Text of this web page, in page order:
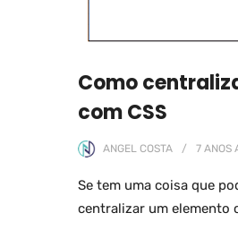
Como
com CSS
ANGEL COSTA 7 ANOS
Se tem uma coisa que
centralizar um elemento